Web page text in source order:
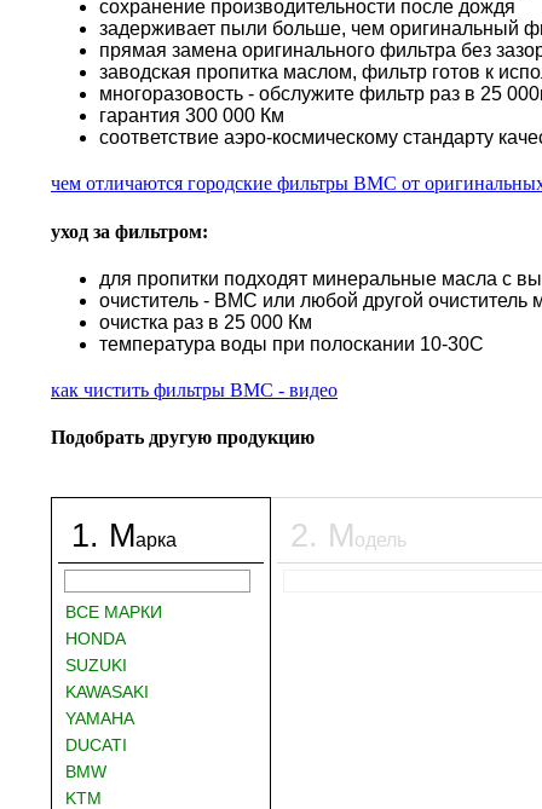
сохранение производительности после дождя
задерживает пыли больше, чем оригинальный
прямая замена оригинального фильтра без
заводская пропитка маслом, фильтр готов к
многоразовость - обслужите фильтр раз в 25
гарантия 300 000 Км
соответствие аэро-космическому стандарту
чем отличаются городские фильтры BMC от
уход за фильтром:
для пропитки подходят минеральные масла с
очиститель - BMC или любой другой
очистка раз в 25 000 Км
температура воды при полоскании 10-30С
как чистить фильтры BMC - видео
Подобрать другую продукцию
1. Марка
ВСЕ МАРКИ
HONDA
SUZUKI
KAWASAKI
YAMAHA
DUCATI
BMW
KTM
2. Модель